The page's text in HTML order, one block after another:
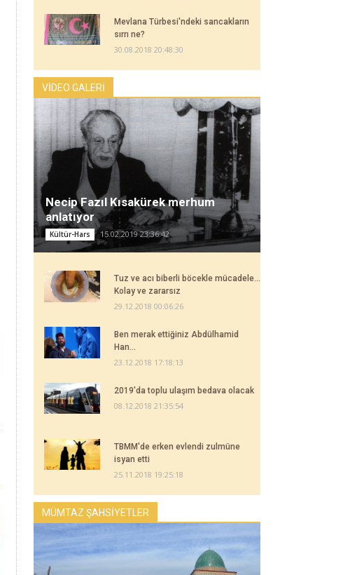
Mevlana Türbesi'ndeki sancakların
sırrı ne?
30.08.2018 20:48:30
VİDEO GALERİ
Necip Fazıl Kısakürek merhum
anlatıyor
Kültür-Hars 15.02.2019 23:36:42
Tuz ve acı biberli böcekle mücadele...
Kolay ve zararsız
29.12.2018 00:06:26
Ben merak ettiğiniz Abdülhamid
Han...
23.12.2018 17:18:13
2019'da toplu ulaşım bedava olacak
08.12.2018 21:35:54
TBMM'de erken evlendi zulmüne
isyan etti
25.11.2018 19:25:18
MÜMTAZ ŞAHSİYETLER